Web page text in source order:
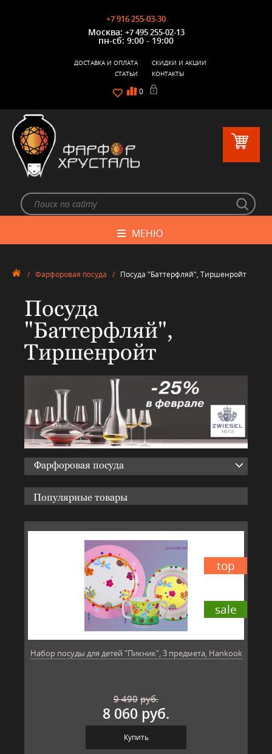
+7 916 255-03-30
Москва: +7 495 255-02-13
пн-сб: 9:00 - 19:00
0
ДОСТАВКА И ОПЛАТА
СКИДКИ И АКЦИИ
СТАТЬИ
КОНТАКТЫ
МЕНЮ
/ Фарфоровая посуда / Посуда "Баттерфляй", Тиршенройт
Посуда
"Баттерфляй",
Тиршенройт
Фарфоровая посуда
Популярные товары
sale
top
Набор посуды для детей "Пикник", 3 предмета, Hankook
9 490руб.
8 060 руб.
Купить